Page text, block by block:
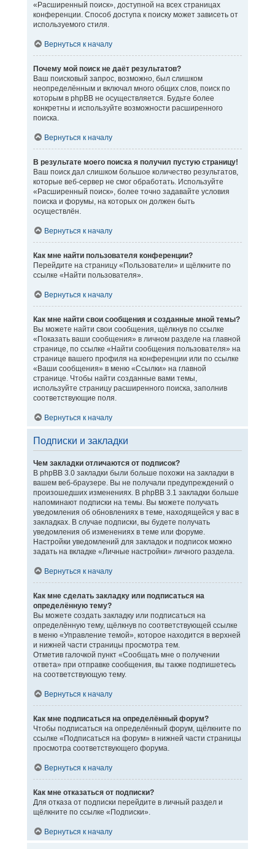
«Расширенный поиск», доступной на всех страницах
конференции. Способ доступа к поиску может зависеть от
используемого стиля.
Вернуться к началу
Почему мой поиск не даёт результатов?
Ваш поисковый запрос, возможно, был слишком
неопределённым и включал много общих слов, поиск по
которым в phpBB не осуществляется. Будьте более
конкретны и используйте возможности расширенного
поиска.
Вернуться к началу
В результате моего поиска я получил пустую страницу!
Ваш поиск дал слишком большое количество результатов,
которые веб-сервер не смог обработать. Используйте
«Расширенный поиск», более точно задавайте условия
поиска и форумы, на которых он должен быть
осуществлён.
Вернуться к началу
Как мне найти пользователя конференции?
Перейдите на страницу «Пользователи» и щёлкните по
ссылке «Найти пользователя».
Вернуться к началу
Как мне найти свои сообщения и созданные мной темы?
Вы можете найти свои сообщения, щёлкнув по ссылке
«Показать ваши сообщения» в личном разделе на главной
странице, по ссылке «Найти сообщения пользователя» на
странице вашего профиля на конференции или по ссылке
«Ваши сообщения» в меню «Ссылки» на главной
странице. Чтобы найти созданные вами темы,
используйте страницу расширенного поиска, заполнив
соответствующие поля.
Вернуться к началу
Подписки и закладки
Чем закладки отличаются от подписок?
В phpBB 3.0 закладки были больше похожи на закладки в
вашем веб-браузере. Вы не получали предупреждений о
произошедших изменениях. В phpBB 3.1 закладки больше
напоминают подписки на темы. Вы можете получать
уведомления об обновлениях в теме, находящейся у вас в
закладках. В случае подписки, вы будете получать
уведомления об изменениях в теме или форуме.
Настройки уведомлений для закладок и подписок можно
задать на вкладке «Личные настройки» личного раздела.
Вернуться к началу
Как мне сделать закладку или подписаться на
определённую тему?
Вы можете создать закладку или подписаться на
определённую тему, щёлкнув по соответствующей ссылке
в меню «Управление темой», которое находится в верхней
и нижней части страницы просмотра тем.
Отметив галочкой пункт «Сообщать мне о получении
ответа» при отправке сообщения, вы также подпишетесь
на соответствующую тему.
Вернуться к началу
Как мне подписаться на определённый форум?
Чтобы подписаться на определённый форум, щёлкните по
ссылке «Подписаться на форум» в нижней части страницы
просмотра соответствующего форума.
Вернуться к началу
Как мне отказаться от подписки?
Для отказа от подписки перейдите в личный раздел и
щёлкните по ссылке «Подписки».
Вернуться к началу